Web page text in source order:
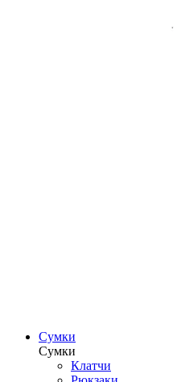
Сумки
Сумки
Клатчи